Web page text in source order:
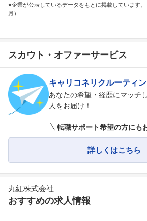
※企業が公表しているデータをもとに掲載しています
月）
スカウト・オファーサービス
キャリコネリクルーティ
あなたの希望・経歴にマッチ
人をお届け！
転職サポート希望の方にも
詳しくはこちら
丸紅株式会社
おすすめの求人情報